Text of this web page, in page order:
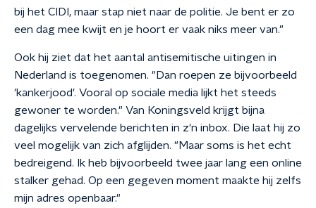
bij het CIDI, maar stap niet naar de politie. Je bent er zo
een dag mee kwijt en je hoort er vaak niks meer van."
Ook hij ziet dat het aantal antisemitische uitingen in
Nederland is toegenomen. "Dan roepen ze bijvoorbeeld
'kankerjood'. Vooral op sociale media lijkt het steeds
gewoner te worden." Van Koningsveld krijgt bijna
dagelijks vervelende berichten in z'n inbox. Die laat hij zo
veel mogelijk van zich afglijden. "Maar soms is het echt
bedreigend. Ik heb bijvoorbeeld twee jaar lang een online
stalker gehad. Op een gegeven moment maakte hij zelfs
mijn adres openbaar."